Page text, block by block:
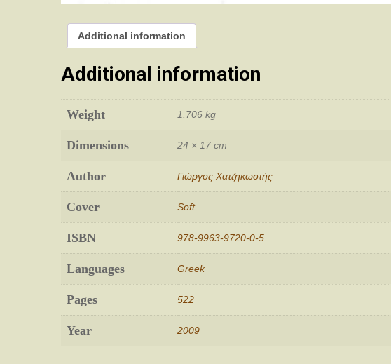
Additional information
Additional information
Weight 1.706 kg
Dimensions 24 × 17 cm
Author Γιώργος Χατζηκωστής
Cover Soft
ISBN 978-9963-9720-0-5
Languages Greek
Pages 522
Year 2009